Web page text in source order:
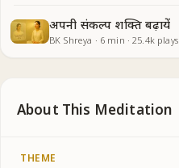
अपनी संकल्प शक्ति बढ़ायें
BK Shreya · 6 min ·25.4kplays
About This Meditation
THEME